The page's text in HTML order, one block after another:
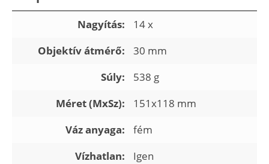
Nagyítás:
14 x
Objektív átmérő:
30 mm
Súly:
538 g
Méret (MxSz):
151x118 mm
Váz anyaga:
fém
Vízhatlan:
Igen